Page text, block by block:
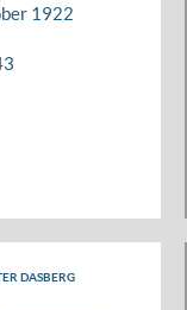
1922
DASBERG